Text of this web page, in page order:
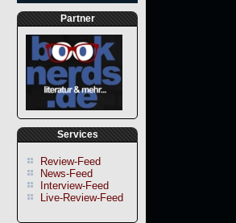
Partner
Services
Review-Feed
News-Feed
Interview-Feed
Live-Review-Feed